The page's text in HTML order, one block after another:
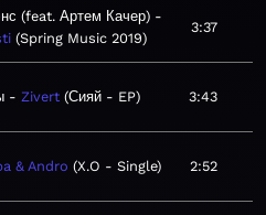
(feat. Артем Качер)
Spring Music 2019
3:37
Zivert Сияй - EP 3:43
& Andro X.O - Single 2:52